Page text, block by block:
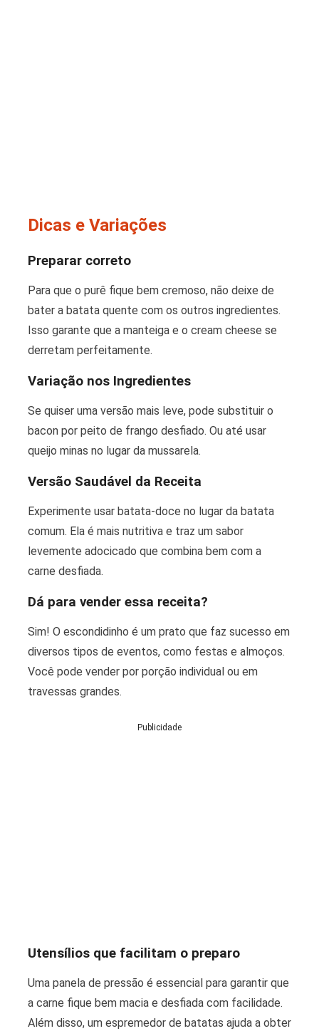
Dicas e Variações
Preparar correto
Para que o purê fique bem cremoso, não deixe de
bater a batata quente com os outros ingredientes.
Isso garante que a manteiga e o cream cheese se
derretam perfeitamente.
Variação nos Ingredientes
Se quiser uma versão mais leve, pode substituir o
bacon por peito de frango desfiado. Ou até usar
queijo minas no lugar da mussarela.
Versão Saudável da Receita
Experimente usar batata-doce no lugar da batata
comum. Ela é mais nutritiva e traz um sabor
levemente adocicado que combina bem com a
carne desfiada.
Dá para vender essa receita?
Sim! O escondidinho é um prato que faz sucesso em
diversos tipos de eventos, como festas e almoços.
Você pode vender por porção individual ou em
travessas grandes.
Publicidade
Utensílios que facilitam o preparo
Uma panela de pressão é essencial para garantir que
a carne fique bem macia e desfiada com facilidade.
Além disso, um espremedor de batatas ajuda a obter